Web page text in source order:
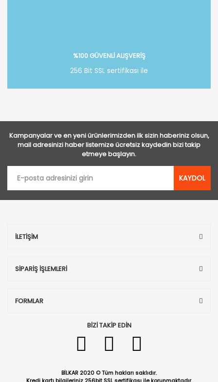
%100 GÜVENLİ ALIŞVERİŞ
256 Bit SSL sertifikası ile
Kampanyalar ve en yeni ürünlerimizden ilk sizin haberiniz olsun,
mail adresinizi haber listemize ücretsiz kaydedin bizi takip
etmeye başlayın.
KAYDOL
İLETİŞİM
SİPARİŞ İŞLEMLERİ
FORMLAR
BİZİ TAKİP EDİN
BİLKAR 2020 © Tüm hakları saklıdır.